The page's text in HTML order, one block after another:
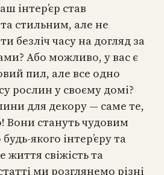
інтер’єр став
стильним, але не
безліч часу на догляд за
Або можливо, у вас є
пил, але все одно
рослин у своєму домі?
для декору — саме те,
Вони стануть чудовим
якого інтер’єру та
життя свіжість та
ми розглянемо різні